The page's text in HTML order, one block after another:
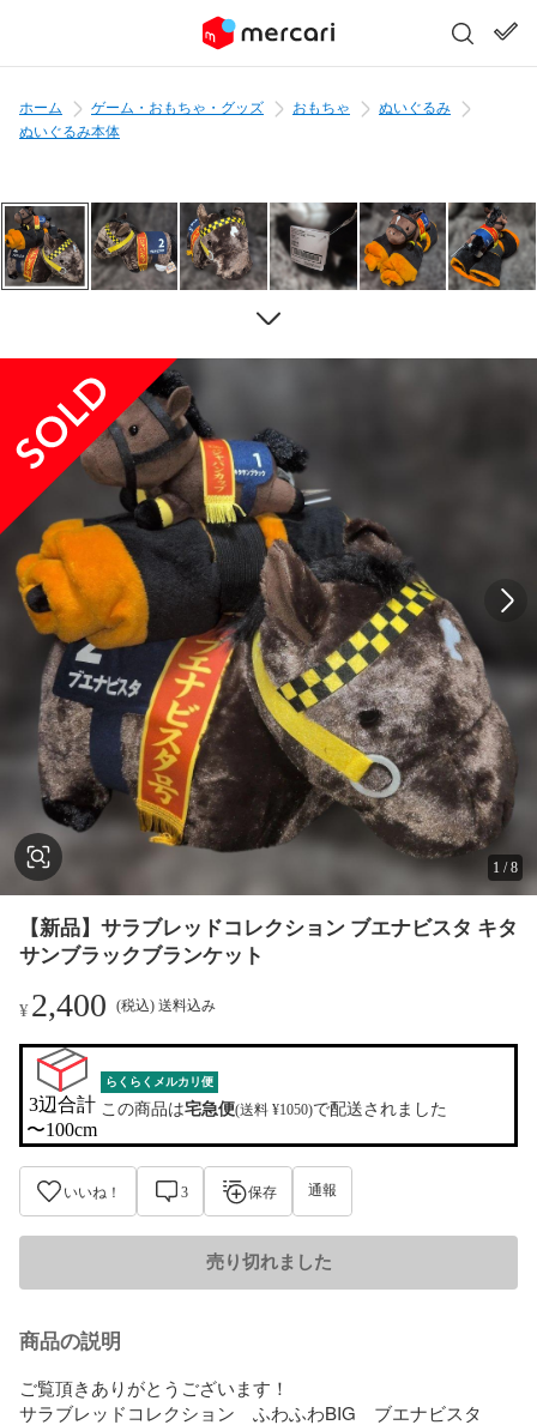
ホーム ゲーム・おもちゃ・グッズ おもちゃ
ぬいぐるみ
ぬいぐるみ本体
1 /8
【新品】サラブレッドコレクション ブエナビスタ キタ
サンブラックブランケット
¥2,400 (税込) 送料込み
3辺合計
〜100cm
らくらくメルカリ便
この商品は宅急便(送料 ¥1050)で配送されました
いいね！ 3 保存 通報
売り切れました
商品の説明
ご覧頂きありがとうございます！
サラブレッドコレクション　ふわふわBIG　ブエナビスタ